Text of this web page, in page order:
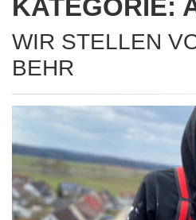
KATEGORIE:
WIR STELLEN
BEHR